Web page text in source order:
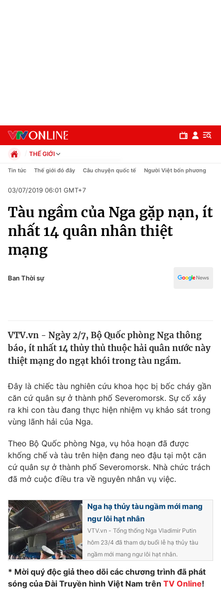
Chuyên mục
Chính trị
Xã hội
Pháp luật
Thế giới
Tin tức
Câu chuyện quốc tế
Kinh tế
Tài chính
Thị trường
Góc doanh nghiệp
Dữ liệu và đời sống
Truyền hình
Phim VTV
Hậu trường
Nhân vật
Khán giả
Giải sao mai
Giải trí
Điện ảnh
Sao
Đời sống
Du lịch
Làm đẹp
Chất lượng cuộc sống
Giáo dục
Tuyển sinh
Học trực tuyến
Công nghệ
Hitech Công nghệ tương lai
Sản phẩm
Giao lưu trực tuyến
THẾ GIỚI
Chính trị
Pháp luật
Kinh tế
Thể thao
Truyền hình
Văn hóa - Giải trí
Y tế
Công nghệ
Tin tức Thế giới đó đây Câu chuyện quốc tế Người Việt bốn phương
03/07/2019 06:01 GMT+7
Tàu ngầm của Nga gặp nạn, ít
nhất 14 quân nhân thiệt
mạng
Ban Thời sự
VTV.vn - Ngày 2/7, Bộ Quốc phòng Nga thông
báo, ít nhất 14 thủy thủ thuộc hải quân nước này
thiệt mạng do ngạt khói trong tàu ngầm.
Đây là chiếc tàu nghiên cứu khoa học bị bốc cháy gần
căn cứ quân sự ở thành phố Severomorsk. Sự cố xảy
ra khi con tàu đang thực hiện nhiệm vụ khảo sát trong
vùng lãnh hải của Nga.
Theo Bộ Quốc phòng Nga, vụ hỏa hoạn đã được
khống chế và tàu trên hiện đang neo đậu tại một căn
cứ quân sự ở thành phố Severomorsk. Nhà chức trách
đã mở cuộc điều tra về nguyên nhân vụ việc.
Nga hạ thủy tàu ngầm mới mang
ngư lôi hạt nhân
VTV.vn - Tổng thống Nga Vladimir Putin
hôm 23/4 đã tham dự buổi lễ hạ thủy tàu
ngầm mới mang ngư lôi hạt nhân.
* Mời quý độc giả theo dõi các chương trình đã phát
sóng của Đài Truyền hình Việt Nam trên TV Online!